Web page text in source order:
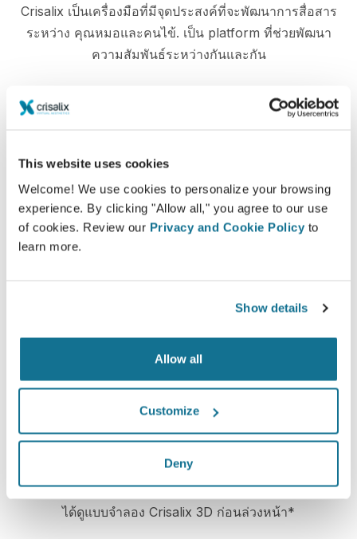
This website uses cookies
Welcome! We use cookies to personalize your browsing
experience. By clicking "Allow all," you agree to our use
of cookies. Review our Privacy and Cookie Policy to
learn more.
Show details
Allow all
Customize
Deny
Crisalix เป็นเครื่องมือที่มีจุดประสงค์ที่จะพัฒนาการสื่อสาร
ระหว่าง คุณหมอและคนไข้. เป็น platform ที่ช่วยพัฒนา
ความสัมพันธ์ระหว่างกันและกัน
แจ้งให้ทราบ
Crisalix ช่วยให้การศึกษาถึงผลของการผ่าตัดง่ายขึ้น
โดยการใช้แบบจำลอง 3D จากร่างกายของพวกเขาเอง
การมีส่วนร่วมในกระบวนการตัดสินใจช่วยให้คนไข้
ตัดสินใจได้อย่างถูกต้องมากขึ้น
ความพอใจ
100% ของผู้หญิง พอใจและพึงพอใจอย่างมาก หลังจาก
ได้ดูแบบจำลอง Crisalix 3D ก่อนล่วงหน้า*